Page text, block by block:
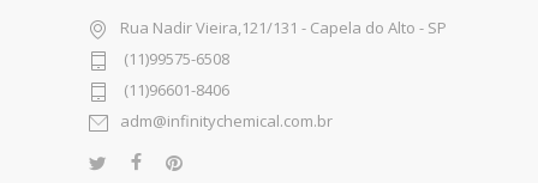
Rua Nadir Vieira,121/131 - Capela do Alto - SP
(11)99575-6508
(11)96601-8406
adm@infinitychemical.com.br